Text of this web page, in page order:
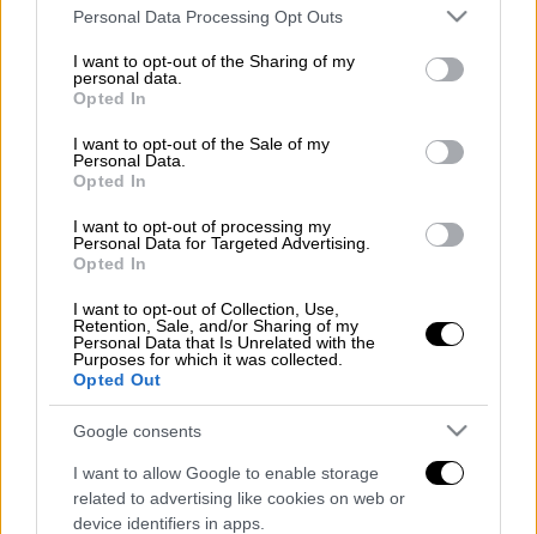
Please note that this website/app uses one or more Google
not limited to your visit or usage behaviour. You may click to
grant or deny consent to Google and its third-party tags to
use your data for below specified purposes in below Google
consent section.
Personal Data Processing Opt Outs
I want to opt-out of the Sharing of my
personal data.
Opted In
I want to opt-out of the Sale of my
Personal Data.
Opted In
I want to opt-out of processing my
Personal Data for Targeted Advertising.
Opted In
I want to opt-out of Collection, Use,
Retention, Sale, and/or Sharing of my
Personal Data that Is Unrelated with the
Purposes for which it was collected.
Opted Out
Google consents
I want to allow Google to enable storage
related to advertising like cookies on web or
device identifiers in apps.
Φιλαδέλφεια και σε μια σεζόν που η ομάδα
κατέκτησε πρωτάθλημα και Κύπελλο.
Ωστόσο, μιλώντας στην εφημερίδα Live
Sport, ο Δημήτρης Μελισσανίδης ξεκαθάρισε
ότι «δεν έχει έρθει η ώρα» τονίζοντας ότι
θέλει να δει την ΑΕΚ «να κάνει πορεία και
στην Ευρώπη».
Η δήλωση Μελισσανίδη
«Δεν φεύγω, δεν πάω πουθενά. Δεν έχει
έρθει η ώρα να φύγω από την ΑΕΚ. Όποιοι
διαδίδουν αυτές τις ανοησίες, δεν ξέρουν τι
τους γίνεται. Εγώ θα είμαι εδώ και θα
καμαρώσω την ΑΕΚ της Ευρώπης» είπε ο
Δημήτρης Μελισσανίδης και πρόσθεσε: «Να
ξέρετε κάτι: οι μεγάλες ομάδες δεν έχουν